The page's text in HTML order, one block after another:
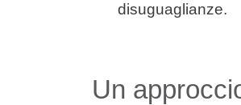
disuguaglianze.
Un